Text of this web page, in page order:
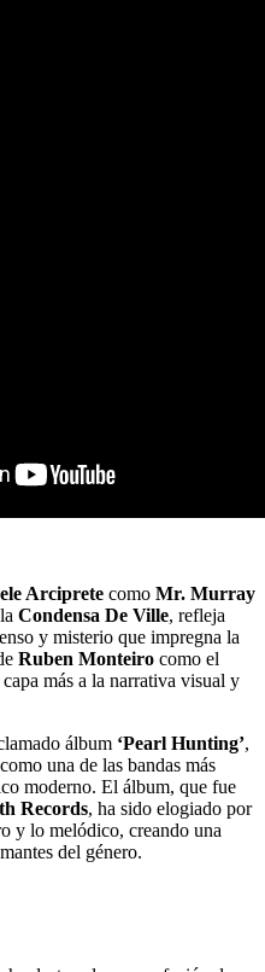
Arciprete como Mr. Murray
Condensa De Ville, refleja
y misterio que impregna la
Ruben Monteiro como el
más a la narrativa visual y
álbum ‘Pearl Hunting’,
como una de las bandas más
moderno. El álbum, que fue
Records, ha sido elogiado por
y lo melódico, creando una
del género.